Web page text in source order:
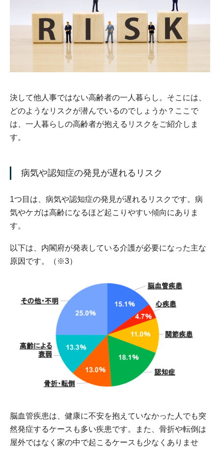
決して他人事ではない高齢者の一人暮らし。そこには、
どのようなリスクが潜んでいるのでしょうか？ここで
は、一人暮らしの高齢者が抱えるリスクをご紹介しま
す。
病気や認知症の発見が遅れるリスク
1つ目は、病気や認知症の発見が遅れるリスクです。病
気やケガは高齢になるほど起こりやすい傾向にありま
す。
以下は、内閣府が発表している介護が必要になった主な
原因です。（※3）
脳血管疾患は、健康に不安を抱えていなかった人でも突
然発症するケースも多い疾患です。また、骨折や転倒は
屋外ではなく家の中で起こるケースも少なくありませ